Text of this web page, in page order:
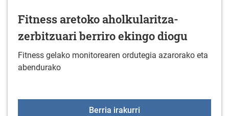
Fitness aretoko aholkularitza-
zerbitzuari berriro ekingo diogu
Fitness gelako monitorearen ordutegia azarorako eta
abendurako
Berria irakurri